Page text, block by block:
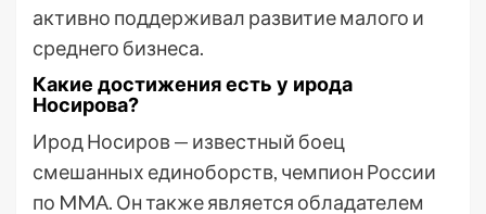
активно поддерживал развитие малого и
среднего бизнеса.
Какие достижения есть у ирода
Носирова?
Ирод Носиров — известный боец
смешанных единоборств, чемпион России
по MMA. Он также является обладателем